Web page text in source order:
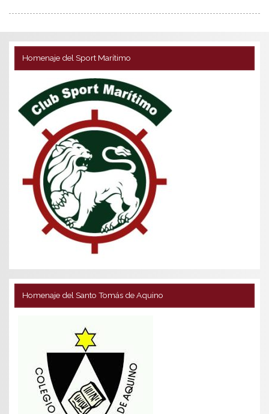
Homenaje del Sport Marítimo
Homenaje del Santo Tomás de Aquino